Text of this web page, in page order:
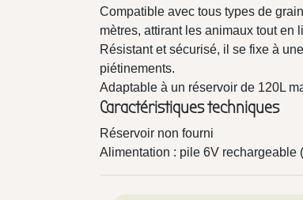
Compatible avec tous types de
mètres, attirant les animaux tout en
Résistant et sécurisé, il se fixe à
piétinements.
Adaptable à un réservoir de 120L
Caractéristiques techniques
Réservoir non fourni
Alimentation : pile 6V rechargeable